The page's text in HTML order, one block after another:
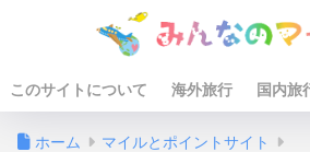
このサイトについて 海外旅行 国内旅
ホーム マイルとポイントサイト